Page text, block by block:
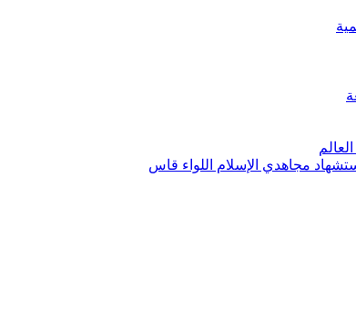
مجاهدي الإسلام اللواء قاس